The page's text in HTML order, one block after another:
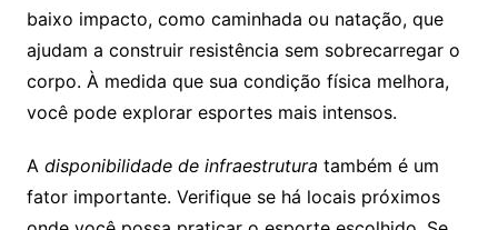
baixo impacto, como caminhada ou natação, que
ajudam a construir resistência sem sobrecarregar o
corpo. À medida que sua condição física melhora,
você pode explorar esportes mais intensos.
A disponibilidade de infraestrutura também é um
fator importante. Verifique se há locais próximos